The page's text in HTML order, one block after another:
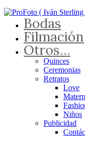
Bodas
Filmación
Otros…
Quinces
Ceremonias
Retratos
Love
Niños
Publicidad